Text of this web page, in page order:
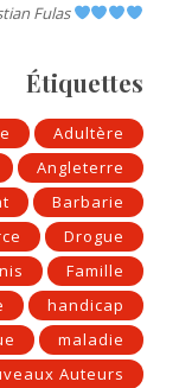
Fulas
Étiquettes
Adultère
Angleterre
Barbarie
Drogue
Famille
handicap
maladie
Auteurs